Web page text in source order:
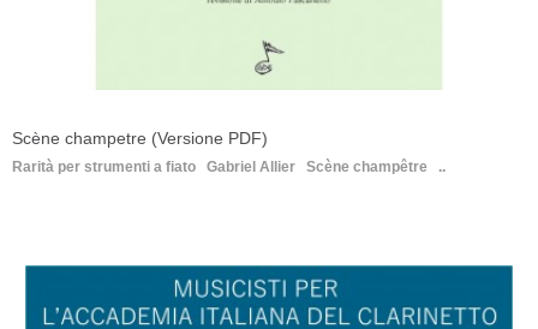
Scène champetre (Versione PDF)
Rarità per strumenti a fiato Gabriel Allier Scène champêtre ..